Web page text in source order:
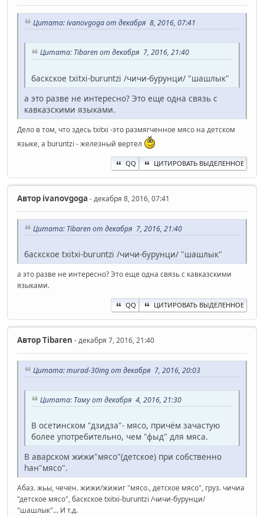
Цитата: ivanovgoga от декабря 8, 2016, 07:41
Цитата: Tibaren от декабря 7, 2016, 21:40
баскское txitxi-buruntzi /чичи-бурунци/ "шашлык"
а это разве не интересно? Это еще одна связь с
кавказскими языками.
Дело в том, что здесь txitxi -это размягченное мясо на детском
языке, а buruntzi - железный вертел
QQ ЦИТИРОВАТЬ ВЫДЕЛЕННОЕ
Автор ivanovgoga - декабря 8, 2016, 07:41
Цитата: Tibaren от декабря 7, 2016, 21:40
баскское txitxi-buruntzi /чичи-бурунци/ "шашлык"
а это разве не интересно? Это еще одна связь с кавказскими
языками.
QQ ЦИТИРОВАТЬ ВЫДЕЛЕННОЕ
АвторTibaren - декабря 7, 2016, 21:40
Цитата: murad-30ing от декабря 7, 2016, 20:03
Цитата: Таму от декабря 4, 2016, 21:30
В осетинском "дзидза"- мясо, причём зачастую
более употребительно, чем "фыд" для мяса.
В аварском жижи"мясо"(детское) при собственно
hан"мясо".
Абаз. жьы, чечен. жижи/жижиг "мясо., детское мясо", груз. чичиа
"детское мясо", баскское txitxi-buruntzi /чичи-бурунци/
"шашлык"... И т.д.